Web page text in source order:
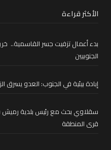
الأكثر قراءة
بدء أعمال تزفيت جسر القاسمية..
الجنوبيين
إبادة بيئية في الجنوب: العدو يسرق
سقلاوي بحث مع رئيس بلدية رميش
قرى المنطقة